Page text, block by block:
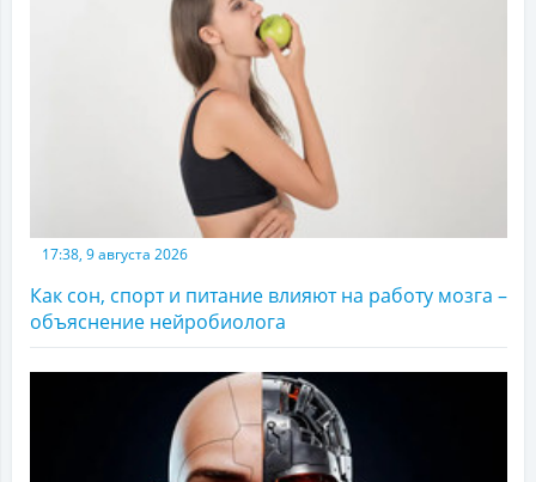
17:38, 9 августа 2026
Как сон, спорт и питание влияют на работу мозга –
объяснение нейробиолога